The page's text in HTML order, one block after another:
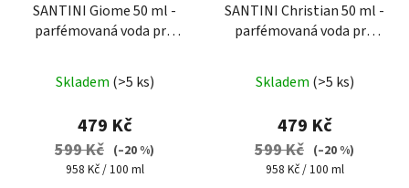
SANTINI Giome 50 ml -
parfémovaná voda pro
hodnocení
produktu
je
5,0
Skladem (>5 ks)
479 Kč
599 Kč (–20 %)
Měrná
958 Kč / 100 ml
SANTINI Christian 50 ml -
parfémovaná voda pro
hodnocení
produktu
je
5,0
Skladem (>5 ks)
479 Kč
599 Kč (–20 %)
Měrná
958 Kč / 100 ml